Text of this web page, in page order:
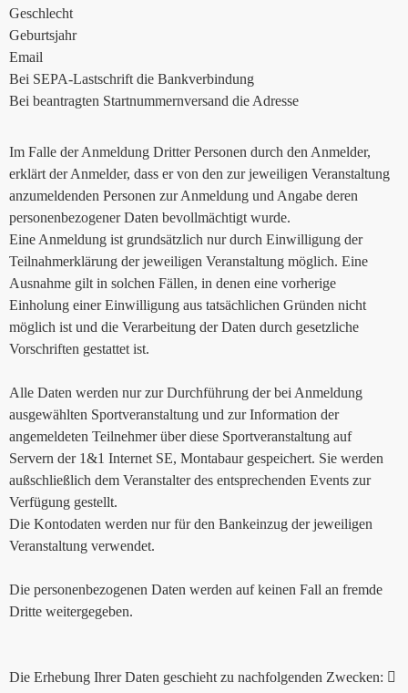
Geschlecht
Geburtsjahr
Email
Bei SEPA-Lastschrift die Bankverbindung
Bei beantragten Startnummernversand die Adresse
Im Falle der Anmeldung Dritter Personen durch den Anmelder,
erklärt der Anmelder, dass er von den zur jeweiligen Veranstaltung
anzumeldenden Personen zur Anmeldung und Angabe deren
personenbezogener Daten bevollmächtigt wurde.
Eine Anmeldung ist grundsätzlich nur durch Einwilligung der
Teilnahmerklärung der jeweiligen Veranstaltung möglich. Eine
Ausnahme gilt in solchen Fällen, in denen eine vorherige
Einholung einer Einwilligung aus tatsächlichen Gründen nicht
möglich ist und die Verarbeitung der Daten durch gesetzliche
Vorschriften gestattet ist.
Alle Daten werden nur zur Durchführung der bei Anmeldung
ausgewählten Sportveranstaltung und zur Information der
angemeldeten Teilnehmer über diese Sportveranstaltung auf
Servern der 1&1 Internet SE, Montabaur gespeichert. Sie werden
außschließlich dem Veranstalter des entsprechenden Events zur
Verfügung gestellt.
Die Kontodaten werden nur für den Bankeinzug der jeweiligen
Veranstaltung verwendet.
Die personenbezogenen Daten werden auf keinen Fall an fremde
Dritte weitergegeben.
Die Erhebung Ihrer Daten geschieht zu nachfolgenden Zwecken: 